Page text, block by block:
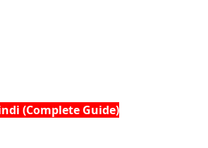
(Complete Guide)